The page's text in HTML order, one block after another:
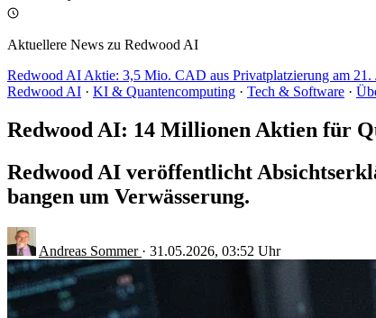
Aktuellere News zu Redwood AI
Redwood AI Aktie: 3,5 Mio. CAD aus Privatplatzierung am
Redwood AI · KI & Quantencomputing · Tech & Software ·
Redwood AI: 14 Millionen Aktien für
Redwood AI veröffentlicht
bangen um Verwässerung.
Andreas Sommer · 31.05.2026, 03:52 Uhr